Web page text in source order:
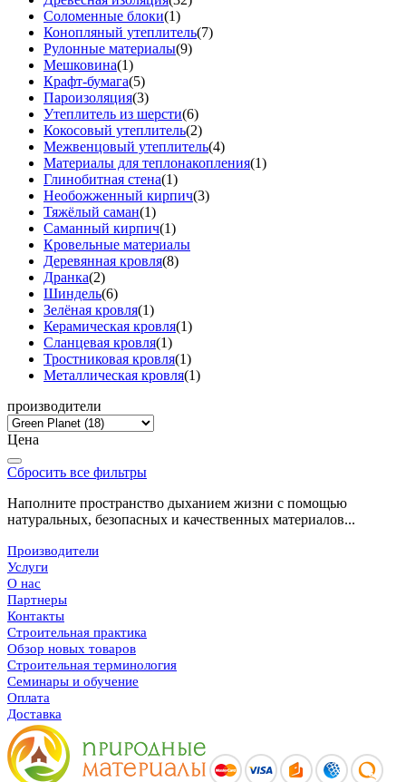
Соломенные блоки(1)
Конопляный утеплитель(7)
Рулонные материалы(9)
Мешковина(1)
Крафт-бумага(5)
Пароизоляция(3)
Утеплитель из шерсти(6)
Кокосовый утеплитель(2)
Межвенцовый утеплитель(4)
Материалы для теплонакопления(1)
Глинобитная стена(1)
Необожженный кирпич(3)
Тяжёлый саман(1)
Саманный кирпич(1)
Кровельные материалы
Деревянная кровля(8)
Дранка(2)
Шиндель(6)
Зелёная кровля(1)
Керамическая кровля(1)
Сланцевая кровля(1)
Тростниковая кровля(1)
Металлическая кровля(1)
производители
Цена
Сбросить все фильтры
Наполните пространство дыханием жизни с помощью
натуральных, безопасных и качественных материалов...
Производители
Услуги
О нас
Партнеры
Контакты
Строительная практика
Обзор новых товаров
Строительная терминология
Семинары и обучение
Оплата
Доставка